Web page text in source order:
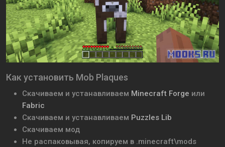
Как установить Mob Plaques
Скачиваем и устанавливаем Minecraft Forge или
Fabric
Скачиваем и устанавливаем Puzzles Lib
Скачиваем мод
Не распаковывая, копируем в .minecraft\mods